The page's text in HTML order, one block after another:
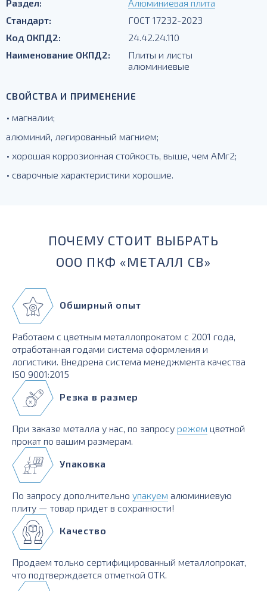
Раздел:
Алюминиевая плита
Стандарт:
ГОСТ 17232-2023
Код ОКПД2:
24.42.24.110
Наименование ОКПД2:
Плиты и листы
алюминиевые
СВОЙСТВА И ПРИМЕНЕНИЕ
• магналии;
алюминий, легированный магнием;
• хорошая коррозионная стойкость, выше, чем АМг2;
• сварочные характеристики хорошие.
ПОЧЕМУ СТОИТ ВЫБРАТЬ
ООО ПКФ «МЕТАЛЛ СВ»
Обширный опыт
Работаем с цветным металлопрокатом с 2001 года,
отработанная годами система оформления и
логистики. Внедрена система менеджмента качества
ISO 9001:2015
Резка в размер
При заказе металла у нас, по запросу режем цветной
прокат по вашим размерам.
Упаковка
По запросу дополнительно упакуем алюминиевую
плиту — товар придет в сохранности!
Качество
Продаем только сертифицированный металлопрокат,
что подтверждается отметкой ОТК.